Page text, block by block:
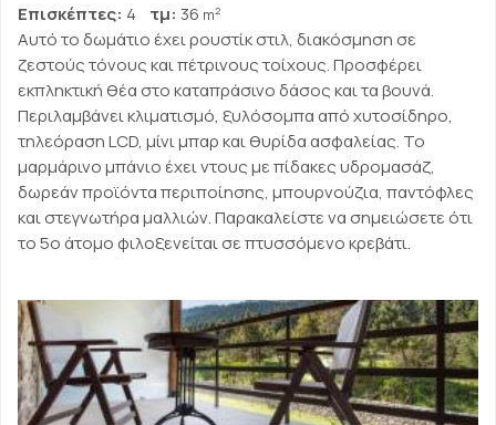
Επισκέπτες: 4 τμ: 36 m2
Αυτό το δωμάτιο έχει ρουστίκ στιλ, διακόσμηση σε
ζεστούς τόνους και πέτρινους τοίχους. Προσφέρει
εκπληκτική θέα στο καταπράσινο δάσος και τα βουνά.
Περιλαμβάνει κλιματισμό, ξυλόσομπα από χυτοσίδηρο,
τηλεόραση LCD, μίνι μπαρ και θυρίδα ασφαλείας. Το
μαρμάρινο μπάνιο έχει ντους με πίδακες υδρομασάζ,
δωρεάν προϊόντα περιποίησης, μπουρνούζια, παντόφλες
και στεγνωτήρα μαλλιών. Παρακαλείστε να σημειώσετε ότι
το 5ο άτομο φιλοξενείται σε πτυσσόμενο κρεβάτι.